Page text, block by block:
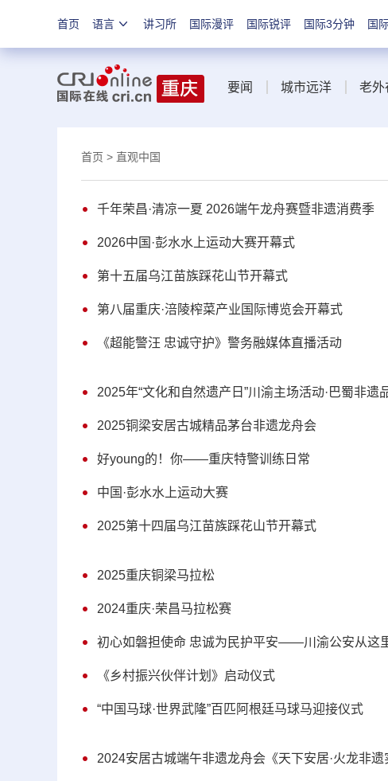
首页 语言 讲习所 国际漫评 国际锐评 国际3分钟 国
要闻 城市远洋 老外
首页 > 直观中国
千年荣昌·清凉一夏 2026端午龙舟赛暨非遗消费季
2026中国·彭水水上运动大赛开幕式
第十五届乌江苗族踩花山节开幕式
第八届重庆·涪陵榨菜产业国际博览会开幕式
《超能警汪 忠诚守护》警务融媒体直播活动
2025年“文化和自然遗产日”川渝主场活动·巴蜀非
2025铜梁安居古城精品茅台非遗龙舟会
好young的！你——重庆特警训练日常
中国·彭水水上运动大赛
2025第十四届乌江苗族踩花山节开幕式
2025重庆铜梁马拉松
2024重庆·荣昌马拉松赛
初心如磐担使命 忠诚为民护平安——川渝公安从这
《乡村振兴伙伴计划》启动仪式
“中国马球·世界武隆”百匹阿根廷马球马迎接仪式
2024安居古城端午非遗龙舟会《天下安居·火龙非遗